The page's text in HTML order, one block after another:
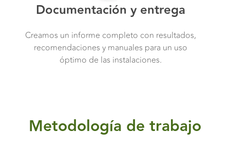
Documentación y entrega
Creamos un informe completo con resultados,
recomendaciones y manuales para un uso
óptimo de las instalaciones.
Metodología de trabajo